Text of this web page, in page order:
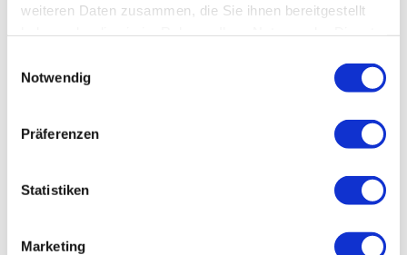
weiteren Daten zusammen, die Sie ihnen bereitgestellt
Notwendig
Präferenzen
Statistiken
Marketing